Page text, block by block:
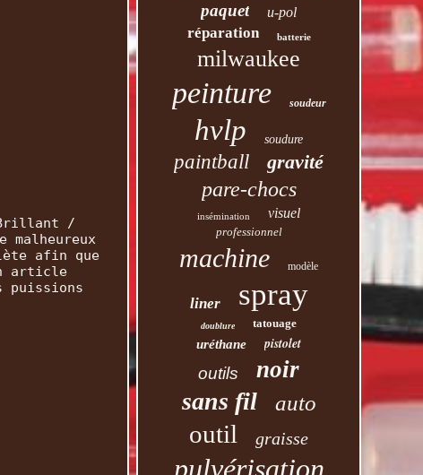
Brillant /
malheureux
afin que
article
puissions
paquet u-pol
réparation batterie
milwaukee
peinture soudeur
hvlp soudure
paintball gravité
pare-chocs
insémination visuel
professionnel
machine modèle
liner spray
doublure tatouage
uréthane pistolet
outils noir
sans fil auto
outil graisse